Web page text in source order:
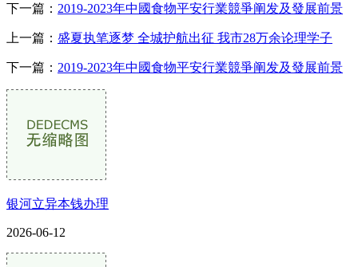
下一篇： 2019-2023年中國食物平安行業競爭阐发及發展前景
上一篇： 盛夏执笔逐梦 全城护航出征 我市28万余论理学子
下一篇： 2019-2023年中國食物平安行業競爭阐发及發展前景
银河立异本钱办理
2026-06-12